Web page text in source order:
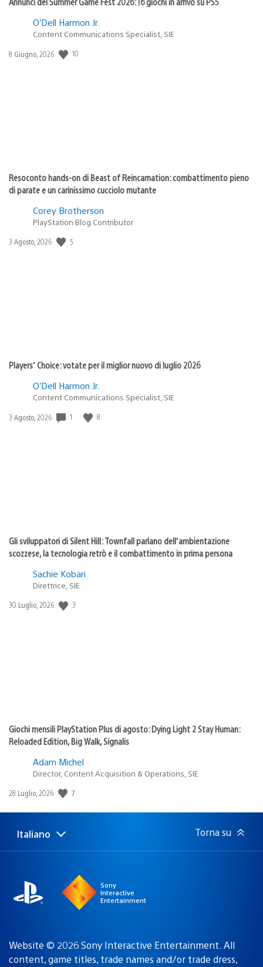
O’Dell Harmon Jr.
Content Communications Specialist, SIE
Data
8 Giugno, 2026 10
Resoconto hands-on di Beast of Reincarnation: combattimento pieno
di parate e un carinissimo cucciolo mutante
Corey Brotherson
PlayStation Blog Contributor
Data
3 Agosto, 2026 5
Players’ Choice: votate per il miglior nuovo di luglio 2026
O’Dell Harmon Jr.
Content Communications Specialist, SIE
Data
3 Agosto, 2026 1 8
Gli sviluppatori di Silent Hill: Townfall parlano dell’ambientazione
scozzese, la tecnologia retrò e il combattimento in prima persona
Sachie Kobari
Direttrice, SIE
Data
30 Luglio, 2026 3
Giochi mensili PlayStation Plus di agosto: Dying Light 2 Stay Human:
Reloaded Edition, Big Walk, Signalis
Adam Michel
Director, Content Acquisition & Operations, SIE
Data
pubblicazione:
28 Luglio, 2026 7
Seleziona
una
Regione
attuale:
Italiano Torna su
Sony
Interactive
Entertainment
Website © 2026 Sony Interactive Entertainment. All
content, game titles, trade names and/or trade dress,